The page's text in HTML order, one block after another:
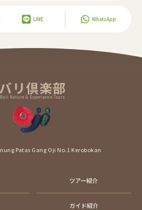
LINE WhatsApp
バリ倶楽部
Bali Nature & Experience Tours
Patas Gang Oji No.1 Kerobokan
ツアー紹介
ガイド紹介